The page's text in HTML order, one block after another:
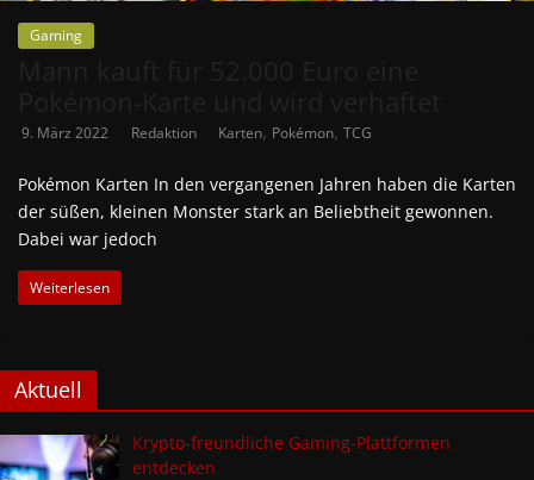
Gaming
9. März 2022 Redaktion Karten, Pokémon, TCG
Pokémon Karten In den vergangenen Jahren haben die Karten
der süßen, kleinen Monster stark an Beliebtheit gewonnen.
Dabei war jedoch
Weiterlesen
Aktuell
Krypto-freundliche Gaming-Plattformen
entdecken